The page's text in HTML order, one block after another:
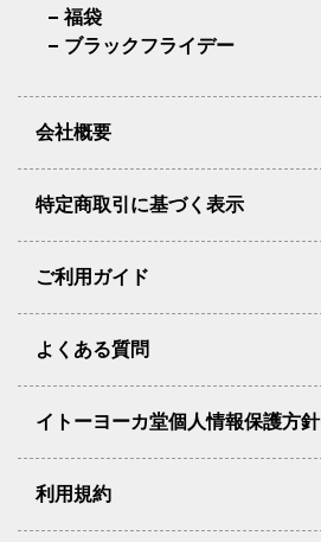
福袋
ブラックフライデー
会社概要
特定商取引に基づく表示
ご利用ガイド
よくある質問
イトーヨーカ堂個人情報保護方針
利用規約